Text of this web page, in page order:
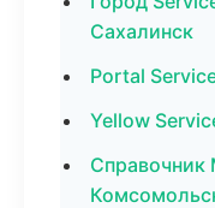
Сахалинск
Portal
Yellow
Справочник